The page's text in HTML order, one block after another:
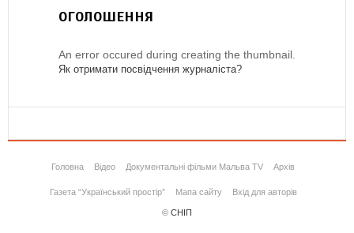
ОГОЛОШЕННЯ
An error occured during creating the thumbnail.
Як отримати посвідчення журналіста?
Головна Відео Документальні фільми Мальва TV Архів
Газета “Український простір” Мапа сайту Вхід для авторів
© СНІП